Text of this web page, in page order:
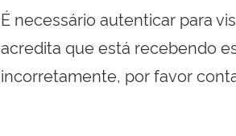
É necessário autenticar para
acredita que está recebendo
incorretamente, por favor